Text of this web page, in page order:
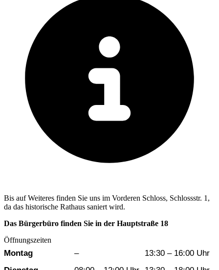
Bis auf Weiteres finden Sie uns im Vorderen Schloss, Schlossstr. 1,
da das historische Rathaus saniert wird.
Das Bürgerbüro finden Sie in der Hauptstraße 18
Öffnungszeiten
Wochentag Vormittag
Montag –
13:30 – 16:00 Uhr